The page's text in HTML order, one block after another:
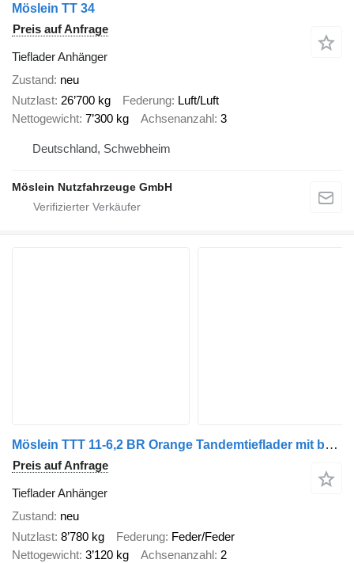
Möslein TT 34
Preis auf Anfrage
Tieflader Anhänger
Zustand neu
Nutzlast 26’700 kg Federung Luft/Luft
Nettogewicht 7’300 kg Achsenanzahl 3
Deutschland, Schwebheim
Möslein Nutzfahrzeuge GmbH
Möslein TTT 11-6,2 BR Orange Tandemtieflader mit breiten RampenNeufahr
Preis auf Anfrage
Tieflader Anhänger
Zustand neu
Nutzlast 8’780 kg Federung Feder/Feder
Nettogewicht 3’120 kg Achsenanzahl 2